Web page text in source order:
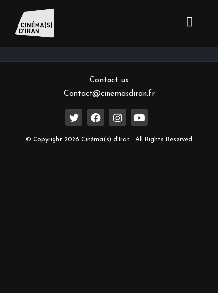
Inscrivez-vous à notre newsletter
Contact us
Contact@cinemasdiran.fr
© Copyright 2026 Cinéma(s) d’Iran . All Rights Reserved